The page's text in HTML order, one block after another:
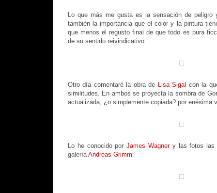
Lo que más me gusta es la sensación de peligro
también la importancia que el color y la pintura
que menos el regusto final de que todo es pura
de su sentido reivindicativo.
Otro día comentaré la obra de Lisa Sigal con la
similitudes. En ambos se proyecta la sombra de
actualizada, ¿o simplemente copiada? por enésima
Lo he conocido porJames Wagnery las fotos las
galeríaAndreas Grimm.